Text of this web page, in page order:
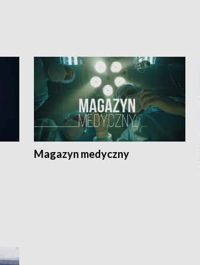
Magazyn medyczny